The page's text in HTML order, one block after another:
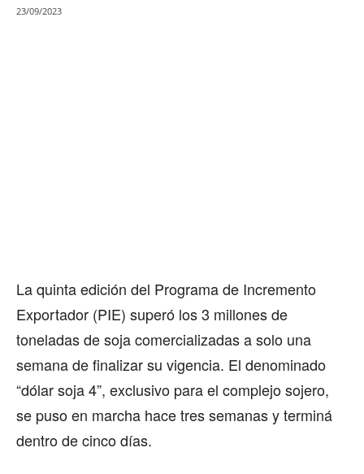
23/09/2023
La quinta edición del Programa de Incremento
Exportador (PIE) superó los 3 millones de
toneladas de soja comercializadas a solo una
semana de finalizar su vigencia. El denominado
“dólar soja 4”, exclusivo para el complejo sojero,
se puso en marcha hace tres semanas y terminá
dentro de cinco días.